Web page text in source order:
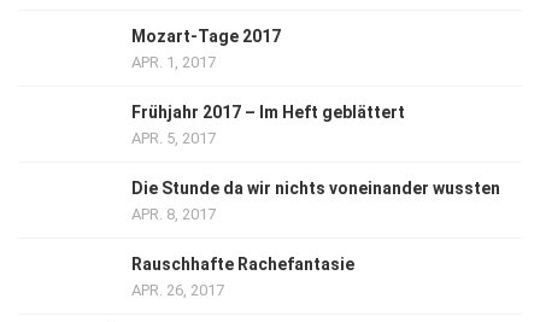
Mozart-Tage 2017
APR. 1, 2017
Frühjahr 2017 – Im Heft geblättert
APR. 5, 2017
Die Stunde da wir nichts voneinander wussten
APR. 8, 2017
Rauschhafte Rachefantasie
APR. 26, 2017